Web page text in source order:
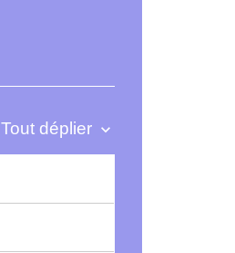
Tout déplier keyboard_arrow_down